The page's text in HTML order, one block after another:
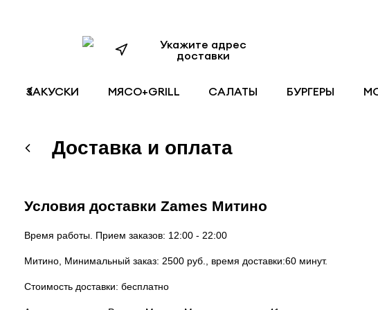
Укажите адрес
доставки
ЗАКУСКИ МЯСО+GRILL САЛАТЫ БУРГЕРЫ
Доставка и оплата
Условия доставки Zames Митино
Время работы. Прием заказов: 12:00 - 22:00
Митино, Минимальный заказ: 2500 руб., время доставки:60 минут.
Стоимость доставки: бесплатно